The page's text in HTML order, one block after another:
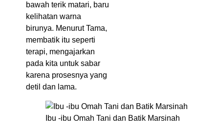
bawah terik matari, baru
kelihatan warna
birunya. Menurut Tama,
membatik itu seperti
terapi, mengajarkan
pada kita untuk sabar
karena prosesnya yang
detil dan lama.
Ibu -ibu Omah Tani dan Batik Marsinah